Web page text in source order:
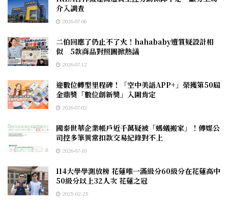
介入調查
2026-07-06
二伯回應了仍止不了火！hahababy遭質疑設計相
似 5款商品對照圖掀熱議
2026-07-12
迎數位轉型里程碑！「空中美語APP+」榮獲第50屆
金鼎獎「數位創新獎」入圍肯定
2026-07-02
國泰世華企業帳戶近千萬疑被「螞蟻搬家」！傳媒公
司控多筆異常扣款交易紀錄對不上
2026-07-10
114大學學測放榜 花蓮唯一滿級分60級分在花蓮高中
50級分以上32人次 花蓮之冠
2025-02-25